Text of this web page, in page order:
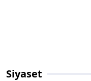
Siyaset